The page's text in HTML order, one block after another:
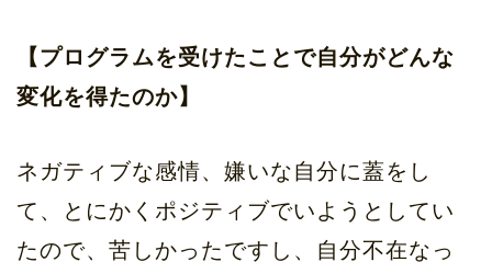
【プログラムを受けたことで自分がどんな
変化を得たのか】
ネガティブな感情、嫌いな自分に蓋をし
て、とにかくポジティブでいようとしてい
たので、苦しかったですし、自分不在なっ